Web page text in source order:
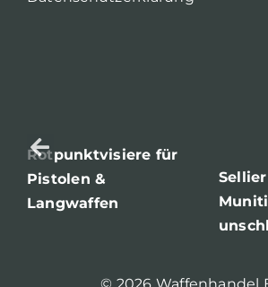
Rotpunktvisiere für
Pistolen &
Langwaffen